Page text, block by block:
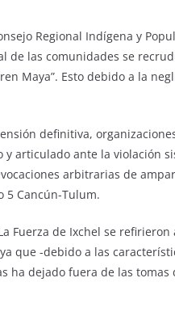
Regional Indígena y
las comunidades se
Maya”. Esto debido a la
definitiva,
articulado ante la violación
arbitrarias de
5 Cancún-Tulum.
Fuerza de Ixchel se refirieron
que -debido a las
ha dejado fuera de las tomas